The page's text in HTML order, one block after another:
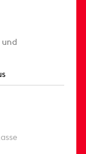
und